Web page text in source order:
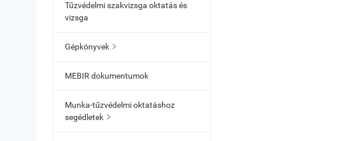
Tűzvédelmi szakvizsga oktatás és
vizsga
Gépkönyvek 
MEBIR dokumentumok
Munka-tűzvédelmi oktatáshoz
segédletek 